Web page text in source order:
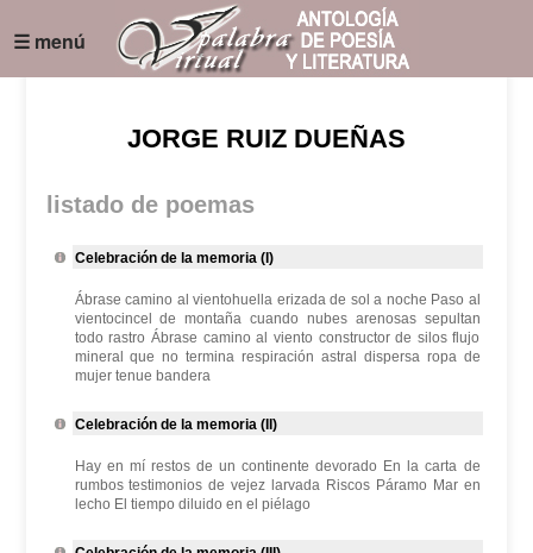
☰ menú
JORGE RUIZ DUEÑAS
listado de poemas
Celebración de la memoria (I)
Ábrase camino al vientohuella erizada de sol a noche Paso al
vientocincel de montaña cuando nubes arenosas sepultan
todo rastro Ábrase camino al viento constructor de silos flujo
mineral que no termina respiración astral dispersa ropa de
mujer tenue bandera
Celebración de la memoria (II)
Hay en mí restos de un continente devorado En la carta de
rumbos testimonios de vejez larvada Riscos Páramo Mar en
lecho El tiempo diluido en el piélago